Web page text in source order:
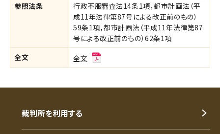
参照法条
行政不服審査法14条1項，都市計画法（平
成11年法律第87号による改正前のもの）
59条1項，都市計画法（平成11年法律第87
号による改正前のもの）62条1項
全文
全文
裁判所を利用する